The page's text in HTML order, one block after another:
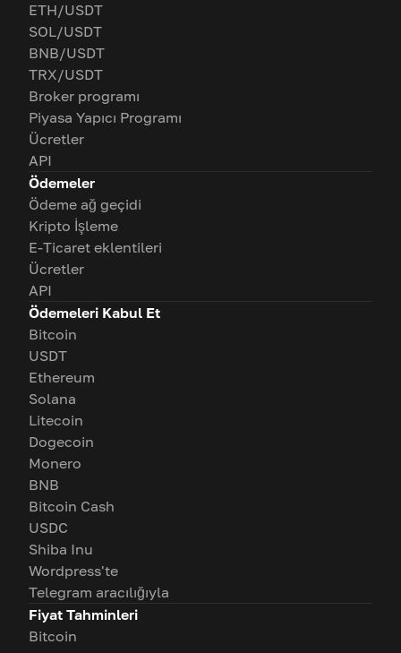
ETH/USDT
SOL/USDT
BNB/USDT
TRX/USDT
Broker programı
Piyasa Yapıcı Programı
Ücretler
API
Ödemeler
Ödeme ağ geçidi
Kripto İşleme
E-Ticaret eklentileri
Ücretler
API
Ödemeleri Kabul Et
Bitcoin
USDT
Ethereum
Solana
Litecoin
Dogecoin
Monero
BNB
Bitcoin Cash
USDC
Shiba Inu
Wordpress'te
Telegram aracılığıyla
Fiyat Tahminleri
Bitcoin